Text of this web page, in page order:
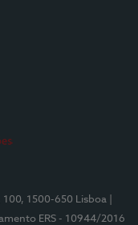
100, 1500-650 Lisboa
ERS - 10944/2016